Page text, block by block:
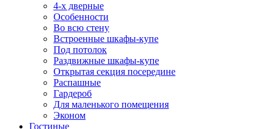
4-х дверные
Особенности
Во всю стену
Встроенные шкафы-купе
Под потолок
Раздвижные шкафы-купе
Открытая секция посередине
Распашные
Гардероб
Для маленького помещения
Эконом
Гостиные